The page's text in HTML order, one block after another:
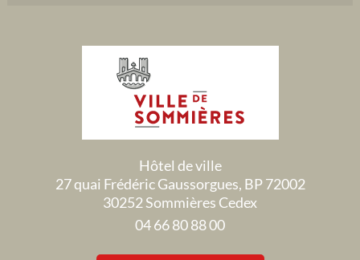
Hôtel de ville
27 quai Frédéric Gaussorgues, BP 72002
30252 Sommières Cedex
04 66 80 88 00